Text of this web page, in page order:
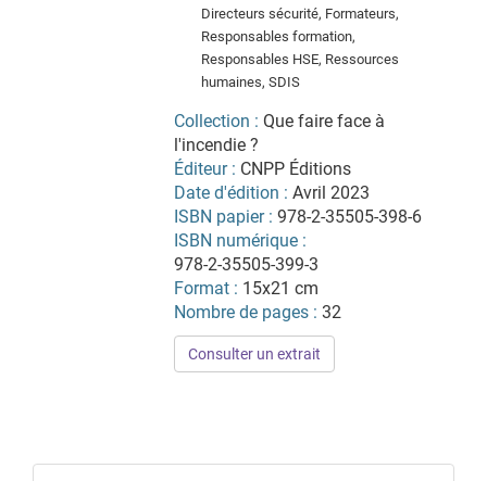
Directeurs sécurité, Formateurs,
Responsables formation,
Responsables HSE, Ressources
humaines, SDIS
Collection : Que faire face à
l'incendie ?
Éditeur : CNPP Éditions
Date d'édition : Avril 2023
ISBN papier : 978-2-35505-398-6
ISBN numérique :
978-2-35505-399-3
Format : 15x21 cm
Nombre de pages : 32
Consulter un extrait